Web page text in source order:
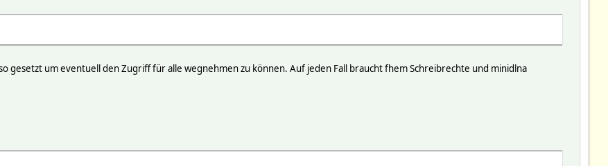
gesetzt um eventuell den Zugriff für alle wegnehmen zu können. Auf jeden Fall braucht fhem Schreibrechte und minidlna